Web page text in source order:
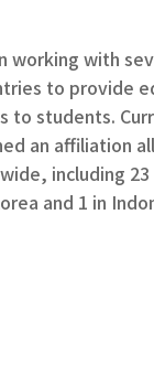
working with
to provide
to students.
an affiliation
including
and 1 in